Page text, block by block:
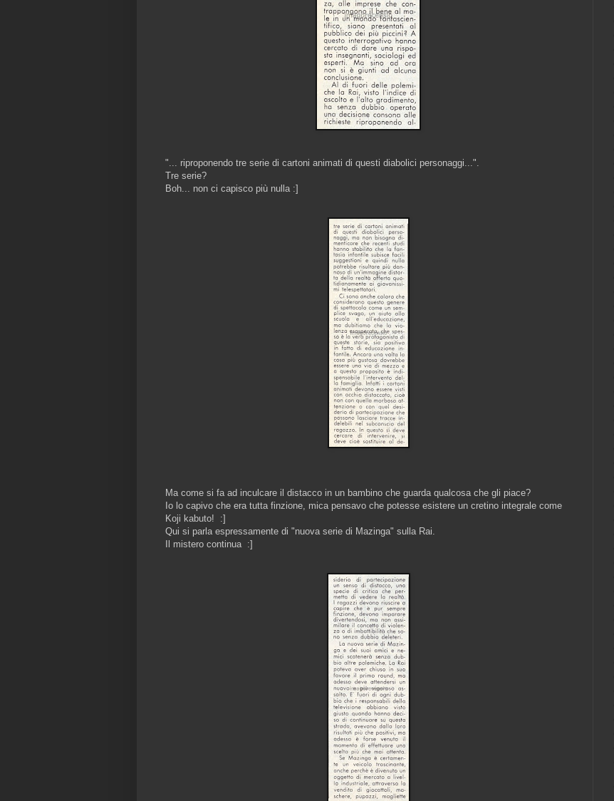
"... riproponendo tre serie di cartoni animati di questi diabolici personaggi...".
Tre serie?
Boh... non ci capisco più nulla :]
Ma come si fa ad inculcare il distacco in un bambino che guarda qualcosa che gli piace?
Io lo capivo che era tutta finzione, mica pensavo che potesse esistere un cretino integrale come
Koji kabuto! :]
Qui si parla espressamente di "nuova serie di Mazinga" sulla Rai.
Il mistero continua :]